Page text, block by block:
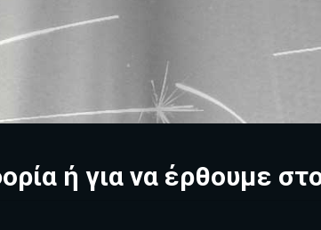
ή για να έρθουμε